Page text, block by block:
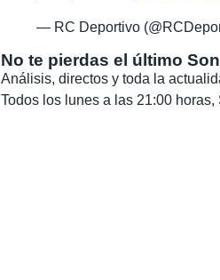
— RC Deportivo
No te pierdas el último
Análisis, directos y toda la
Todos los lunes a las 21:00 horas,